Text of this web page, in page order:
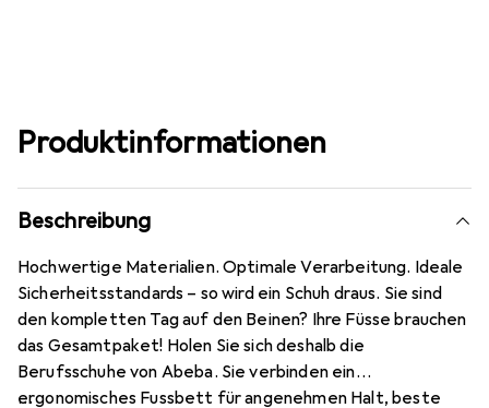
Produktinformationen
Beschreibung
Hochwertige Materialien. Optimale Verarbeitung. Ideale
Sicherheitsstandards – so wird ein Schuh draus. Sie sind
den kompletten Tag auf den Beinen? Ihre Füsse brauchen
das Gesamtpaket! Holen Sie sich deshalb die
Berufsschuhe von Abeba. Sie verbinden ein
ergonomisches Fussbett für angenehmen Halt, beste